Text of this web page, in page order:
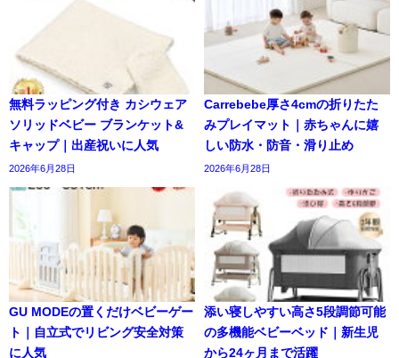
無料ラッピング付き カシウェア
ソリッドベビー ブランケット&
キャップ｜出産祝いに人気
2026年6月28日
Carrebebe厚さ4cmの折りたた
みプレイマット｜赤ちゃんに嬉
しい防水・防音・滑り止め
2026年6月28日
GU MODEの置くだけベビーゲー
ト｜自立式でリビング安全対策
に人気
添い寝しやすい高さ5段調節可能
の多機能ベビーベッド｜新生児
から24ヶ月まで活躍